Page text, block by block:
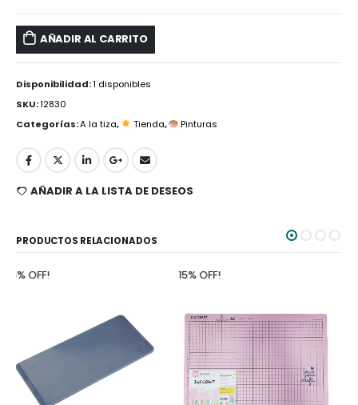
AÑADIR AL CARRITO
Disponibilidad:1 disponibles
SKU:12830
Categorías:A la tiza, Tienda, Pinturas
AÑADIR A LA LISTA DE DESEOS
PRODUCTOS RELACIONADOS
15% OFF! 15% OFF!